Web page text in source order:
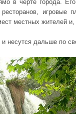
в черте города.
игровые
местных жителей и,
несутся дальше по